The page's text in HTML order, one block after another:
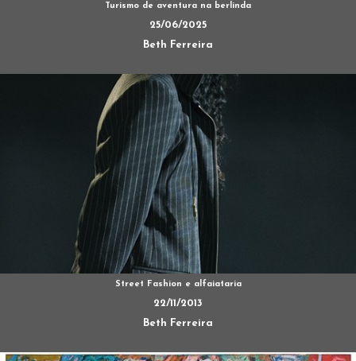
Turismo de aventura na berlinda
25/06/2025
Beth Ferreira
Street Fashion e alfaiataria
22/11/2013
Beth Ferreira